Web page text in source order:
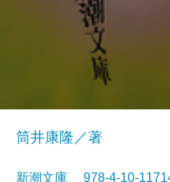
筒井康隆／著
新潮文庫 978-4-10-